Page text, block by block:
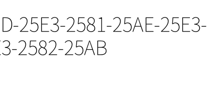
25E3-2581-25AE-25E3-
2582-25AB